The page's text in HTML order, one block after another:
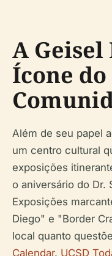
A
Ícone do
Além de seu papel
um centro cultural
exposições
o aniversário do Dr.
Exposições
Diego" e "Border
local quanto
Calendar, UCSD